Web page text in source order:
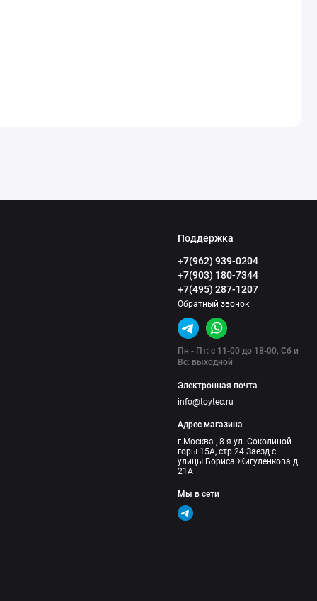
Поддержка
+7(962) 939-0204
+7(903) 180-7344
+7(495) 287-1207
Обратный звонок
Пн - Пт: с 11-00 до 18-00, Сб и
Вс: выходной
Электронная почта
info@toytec.ru
Адрес магазина
г.Москва , 8-я ул. Соколиной
горы 15А, стр 24 Заезд с
улицы Бориса Жигуленкова д.
21А
Мы в сети